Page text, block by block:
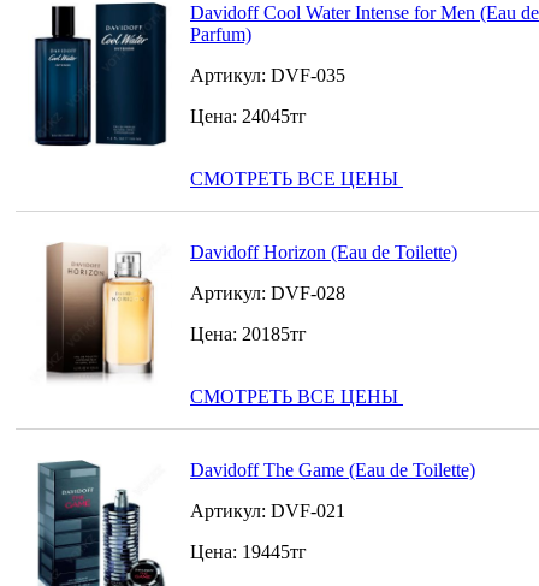
Davidoff Cool Water Intense for Men (Eau de
Parfum)
Артикул: DVF-035
Цена: 24045тг
СМОТРЕТЬ ВСЕ ЦЕНЫ
Davidoff Horizon (Eau de Toilette)
Артикул: DVF-028
Цена: 20185тг
СМОТРЕТЬ ВСЕ ЦЕНЫ
Davidoff The Game (Eau de Toilette)
Артикул: DVF-021
Цена: 19445тг